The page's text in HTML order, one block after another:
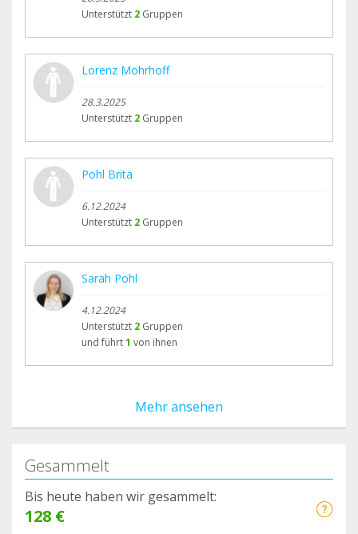
Unterstützt 2 Gruppen
Lorenz Mohrhoff
28.3.2025
Unterstützt 2 Gruppen
Pohl Brita
6.12.2024
Unterstützt 2 Gruppen
Sarah Pohl
4.12.2024
Unterstützt 2 Gruppen
und führt1 von ihnen
Mehr ansehen
Gesammelt
Bis heute haben wir gesammelt:
128 €